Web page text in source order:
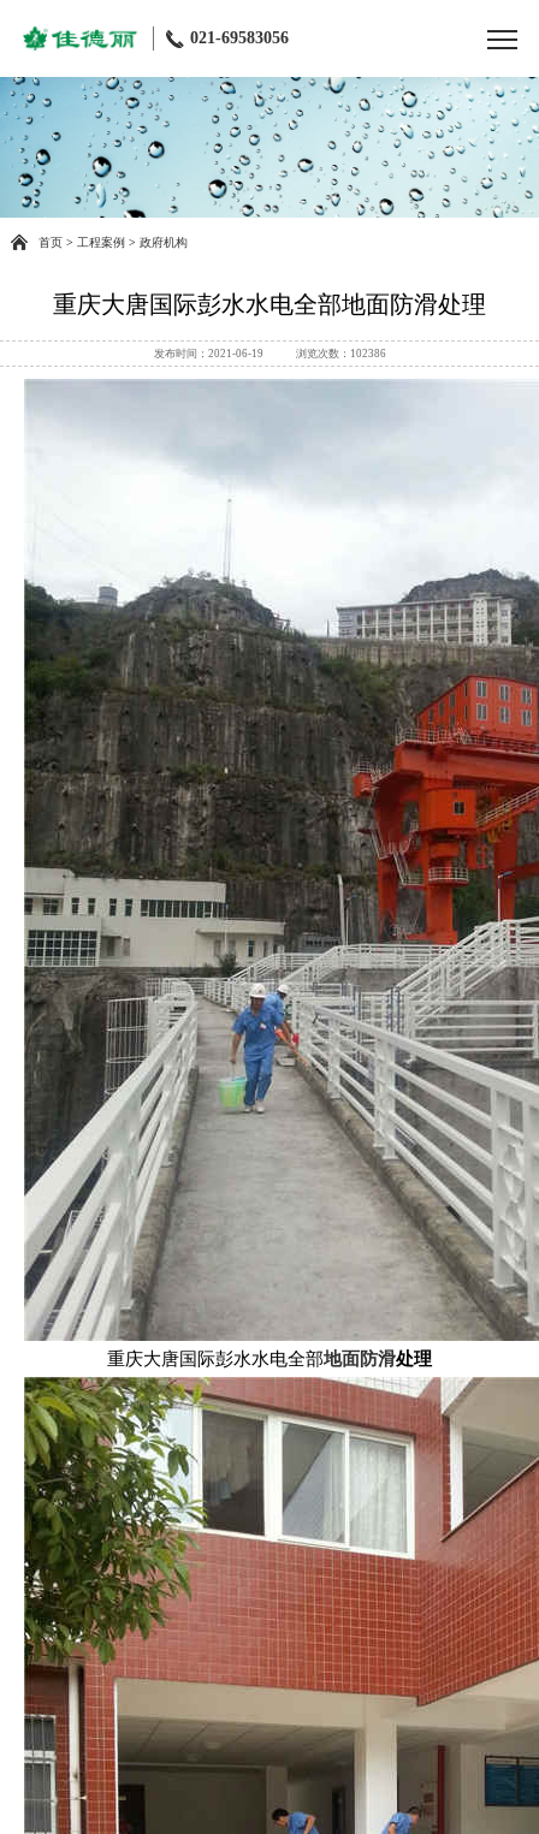
021-69583056
首页 > 工程案例 > 政府机构
重庆大唐国际彭水水电全部地面防滑处理
发布时间：2021-06-19 浏览次数：102386
重庆大唐国际彭水水电全部地面防滑处理